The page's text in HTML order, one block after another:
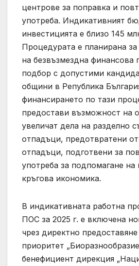
центрове за поправка и
употреба. Индикативният
инвестицията е близо 145
Процедурата е планирана
на безвъзмездна финансова
подбор с допустими
общини в Република
финансирането по тази
предостави възможност на
увеличат дела на разделно
отпадъци, предотвратени
отпадъци, подготвени за
употреба за подпомагане
кръгова икономика.
В индикативната работна
ПОС за 2025 г. е включена
чрез директно
приоритет
бенефициент дирекция